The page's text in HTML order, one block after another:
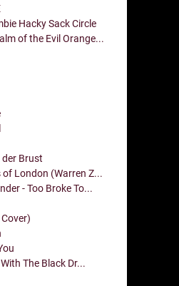
Hacky Sack Circle
of the Evil Orange...
der Brust
London (Warren Z...
- Too Broke To...
The Black Dr...